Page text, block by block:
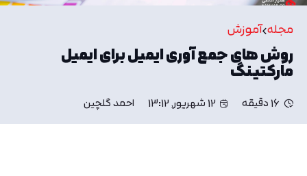
مجله آموزش
روش های جمع آوری ایمیل برای ایمیل
مارکتینگ
16 دقیقه 12 شهریور, 13:12 احمد گلچین